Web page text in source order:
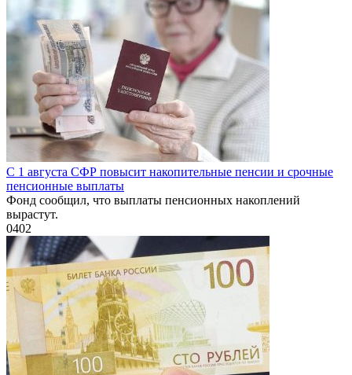
С 1 августа СФР повысит накопительные пенсии и срочные
пенсионные выплаты
Фонд сообщил, что выплаты пенсионных накоплений
вырастут.
0402